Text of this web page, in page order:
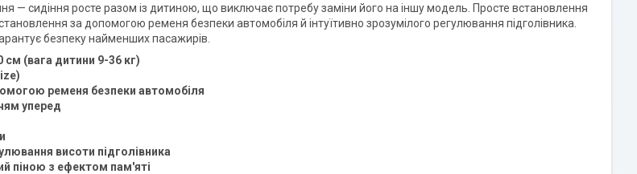
— сидіння росте разом із дитиною, що виключає потребу заміни його на іншу модель. Просте встановлення
за допомогою ременя безпеки автомобіля й інтуїтивно зрозумілого регулювання підголівника.
безпеку найменших пасажирів.
см (вага дитини 9-36 кг)
ременя безпеки автомобіля
уперед
висоти підголівника
піною з ефектом пам'яті